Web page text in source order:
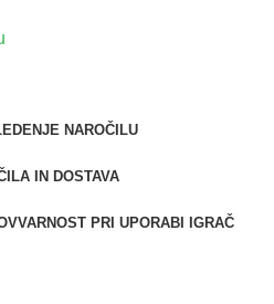
NAROČILU
IN DOSTAVA
VARNOST PRI UPORABI IGRAČ